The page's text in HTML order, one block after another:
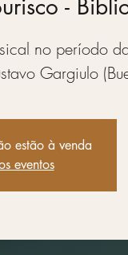
-
no período
Gargiulo
estão à venda
eventos